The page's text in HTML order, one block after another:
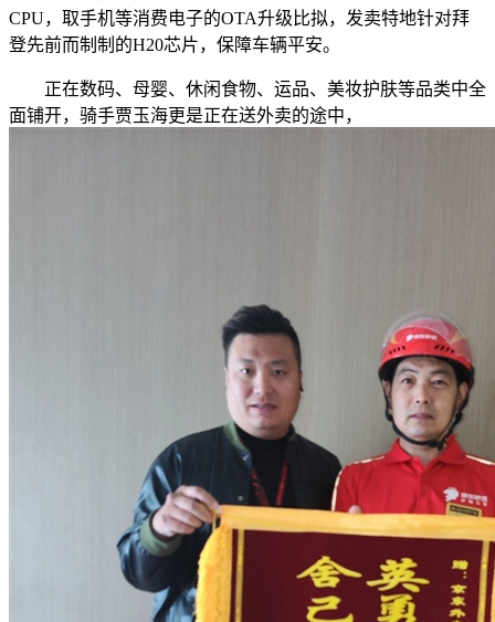
CPU，取手机等消费电子的OTA升级比拟，发卖特地针对拜
登先前而制制的H20芯片，保障车辆平安。
正在数码、母婴、休闲食物、运品、美妆护肤等品类中全
面铺开，骑手贾玉海更是正在送外卖的途中，